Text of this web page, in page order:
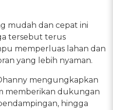
mudah dan cepat ini
tersebut terus
memperluas lahan dan
yang lebih nyaman.
mengungkapkan
memberikan dukungan
hingga